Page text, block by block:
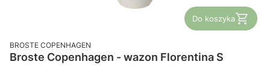
Do koszyka
PRODUCENT
BROSTE COPENHAGEN
Broste Copenhagen - wazon Florentina S